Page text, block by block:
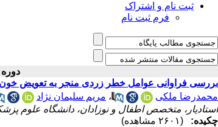
ثبت نام و اشتراک
فرم ثبت نام
دوره ۳۵، شماره ۸ - ( ۸-۱۴۰۳ )
بررسی فراوانی عوامل خطر زردی منجر به تعویض خون در
محمدرضا ملکی
، مریم سلیمان نژاد
استادیار، متخصص اطفال و نوزادان، دانشگاه علوم
چکیده:
(۲۶۰۱ مشاهده)